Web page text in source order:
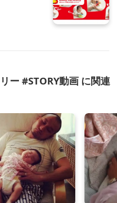
ー #STORY動画 に関連